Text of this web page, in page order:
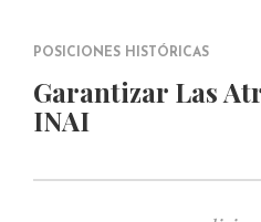
POSICIONES HISTÓRICAS
Garantizar Las
INAI